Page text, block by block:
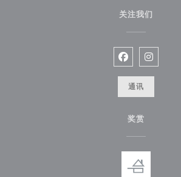
关注我们
Facebook ((
通讯
奖赏